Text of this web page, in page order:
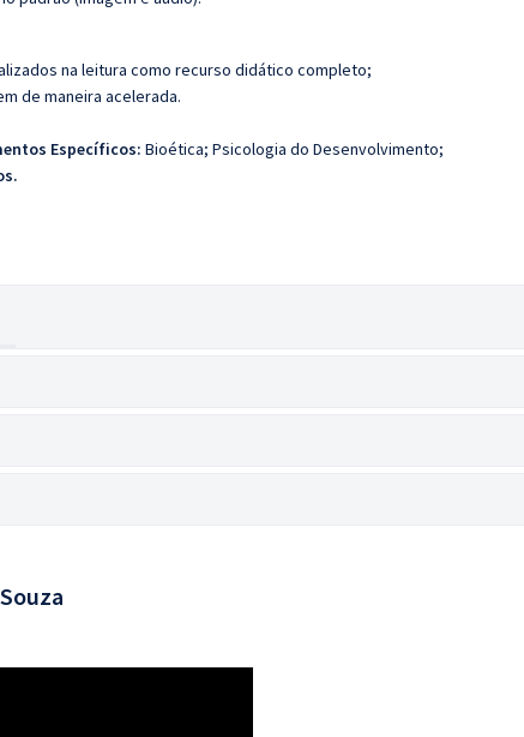
na leitura como recurso didático completo;
de maneira acelerada.
Específicos: Bioética; Psicologia do Desenvolvimento;